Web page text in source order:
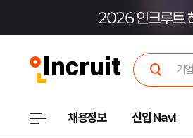
채용정보 신입 Navi